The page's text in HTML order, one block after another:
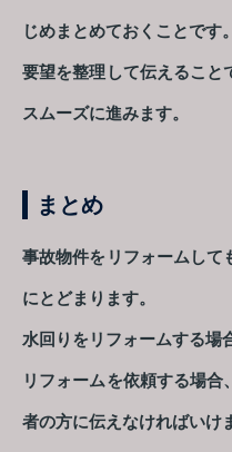
じめまとめておくことです。
要望を整理して伝えること
スムーズに進みます。
まとめ
事故物件をリフォームして
にとどまります。
水回りをリフォームする場
リフォームを依頼する場
者の方に伝えなければいけ